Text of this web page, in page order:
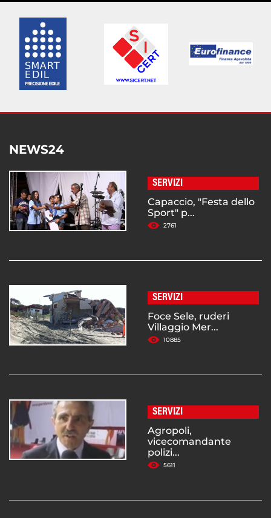
NEWS24
SERVIZI
Capaccio, "Festa dello
Sport" p...
2761
SERVIZI
Foce Sele, ruderi
Villaggio Mer...
10885
SERVIZI
Agropoli,
vicecomandante
polizi...
5611